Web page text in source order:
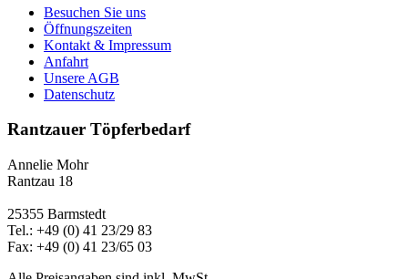
Besuchen Sie uns
Öffnungszeiten
Kontakt & Impressum
Anfahrt
Unsere AGB
Datenschutz
Rantzauer Töpferbedarf
Annelie Mohr
Rantzau 18
25355 Barmstedt
Tel.: +49 (0) 41 23/29 83
Fax: +49 (0) 41 23/65 03